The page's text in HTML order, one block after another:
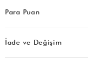
Para Puan
İade ve Değişim